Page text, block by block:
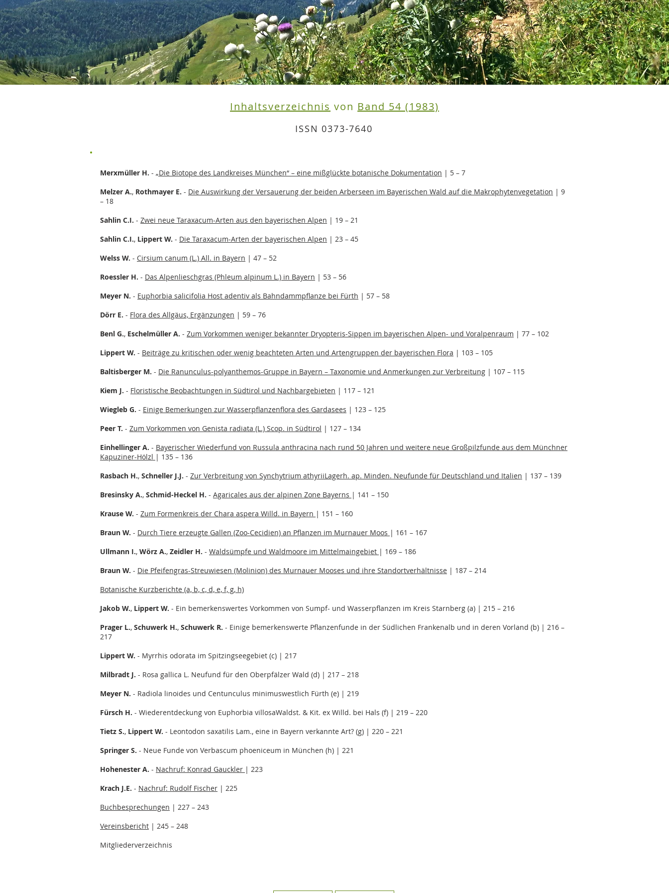
Inhaltsverzeichnis von Band 54 (1983)
ISSN 0373-7640
Merxmüller H. - „Die Biotope des Landkreises München“ – eine mißglückte botanische Dokumentation | 5 – 7
Melzer A., Rothmayer E. - Die Auswirkung der Versauerung der beiden Arberseen im Bayerischen Wald auf die Makrophytenvegetation | 9
– 18
Sahlin C.I. - Zwei neue Taraxacum-Arten aus den bayerischen Alpen | 19 – 21
Sahlin C.I., Lippert W. - Die Taraxacum-Arten der bayerischen Alpen | 23 – 45
Welss W. - Cirsium canum (L.) All. in Bayern | 47 – 52
Roessler H. - Das Alpenlieschgras (Phleum alpinum L.) in Bayern | 53 – 56
Meyer N. - Euphorbia salicifolia Host adentiv als Bahndammpflanze bei Fürth | 57 – 58
Dörr E. - Flora des Allgäus, Ergänzungen | 59 – 76
Benl G., Eschelmüller A. - Zum Vorkommen weniger bekannter Dryopteris-Sippen im bayerischen Alpen- und Voralpenraum | 77 – 102
Lippert W. - Beiträge zu kritischen oder wenig beachteten Arten und Artengruppen der bayerischen Flora | 103 – 105
Baltisberger M. - Die Ranunculus-polyanthemos-Gruppe in Bayern – Taxonomie und Anmerkungen zur Verbreitung | 107 – 115
Kiem J. - Floristische Beobachtungen in Südtirol und Nachbargebieten | 117 – 121
Wiegleb G. - Einige Bemerkungen zur Wasserpflanzenflora des Gardasees | 123 – 125
Peer T. - Zum Vorkommen von Genista radiata (L.) Scop. in Südtirol | 127 – 134
Einhellinger A. - Bayerischer Wiederfund von Russula anthracina nach rund 50 Jahren und weitere neue Großpilzfunde aus dem Münchner
Kapuziner-Hölzl | 135 – 136
Rasbach H., Schneller J.J. - Zur Verbreitung von Synchytrium athyriiLagerh. ap. Minden. Neufunde für Deutschland und Italien | 137 – 139
Bresinsky A., Schmid-Heckel H. - Agaricales aus der alpinen Zone Bayerns | 141 – 150
Krause W. - Zum Formenkreis der Chara aspera Willd. in Bayern | 151 – 160
Braun W. - Durch Tiere erzeugte Gallen (Zoo-Cecidien) an Pflanzen im Murnauer Moos | 161 – 167
Ullmann I., Wörz A., Zeidler H. - Waldsümpfe und Waldmoore im Mittelmaingebiet | 169 – 186
Braun W. - Die Pfeifengras-Streuwiesen (Molinion) des Murnauer Mooses und ihre Standortverhältnisse | 187 – 214
Botanische Kurzberichte (a, b, c, d, e, f, g, h)
Jakob W., Lippert W. - Ein bemerkenswertes Vorkommen von Sumpf- und Wasserpflanzen im Kreis Starnberg (a) | 215 – 216
Prager L., Schuwerk H., Schuwerk R. - Einige bemerkenswerte Pflanzenfunde in der Südlichen Frankenalb und in deren Vorland (b) | 216 –
217
Lippert W. - Myrrhis odorata im Spitzingseegebiet (c) | 217
Milbradt J. - Rosa gallica L. Neufund für den Oberpfälzer Wald (d) | 217 – 218
Meyer N. - Radiola linoides und Centunculus minimuswestlich Fürth (e) | 219
Fürsch H. - Wiederentdeckung von Euphorbia villosaWaldst. & Kit. ex Willd. bei Hals (f) | 219 – 220
Tietz S., Lippert W. - Leontodon saxatilis Lam., eine in Bayern verkannte Art? (g) | 220 – 221
Springer S. - Neue Funde von Verbascum phoeniceum in München (h) | 221
Hohenester A. - Nachruf: Konrad Gauckler | 223
Krach J.E. - Nachruf: Rudolf Fischer | 225
Buchbesprechungen | 227 – 243
Vereinsbericht | 245 – 248
Mitgliederverzeichnis